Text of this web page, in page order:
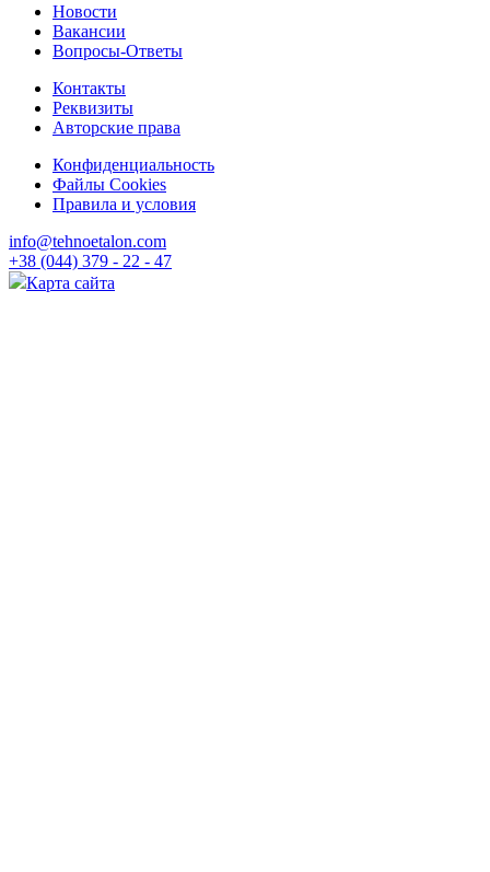
Новости
Вакансии
Вопросы-Ответы
Контакты
Реквизиты
Авторские права
Конфиденциальность
Файлы Cookies
Правила и условия
info@tehnoetalon.com
+38 (044) 379 - 22 - 47
Карта сайта